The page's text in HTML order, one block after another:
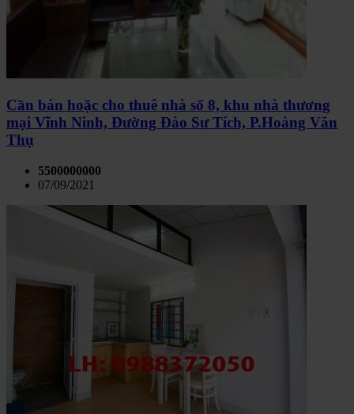
Cần bán hoặc cho thuê nhà số 8, khu nhà thương
mại Vĩnh Ninh, Đường Đào Sư Tích, P.Hoàng Văn
Thụ
5500000000
07/09/2021